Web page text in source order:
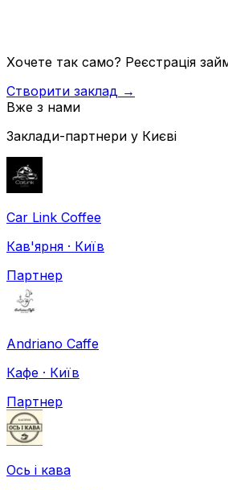
Хочете так само? Реєстрація
Створити заклад →
Вже з нами
Заклади-партнери у Києві
Car Link Coffee
Кав'ярня · Київ
Партнер
Andriano Caffe
Кафе · Київ
Партнер
Ось і кава